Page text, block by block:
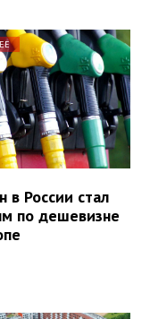
в России стал
по дешевизне